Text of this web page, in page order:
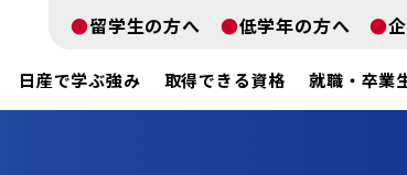
日産で学ぶ強み 取得できる資格 就職・卒業
留学生の方へ 低学年の方へ